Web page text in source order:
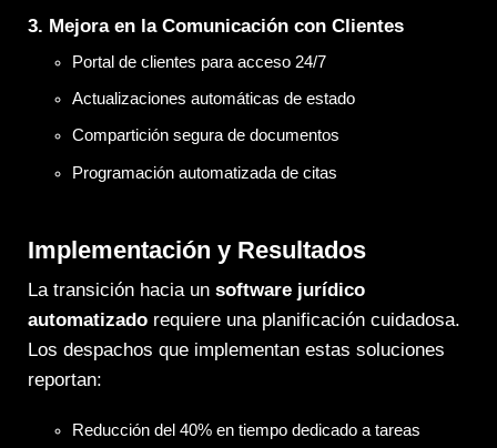
3. Mejora en la Comunicación con Clientes
Portal de clientes para acceso 24/7
Actualizaciones automáticas de estado
Compartición segura de documentos
Programación automatizada de citas
Implementación y Resultados
La transición hacia un software jurídico
automatizado requiere una planificación cuidadosa.
Los despachos que implementan estas soluciones
reportan:
Reducción del 40% en tiempo dedicado a tareas